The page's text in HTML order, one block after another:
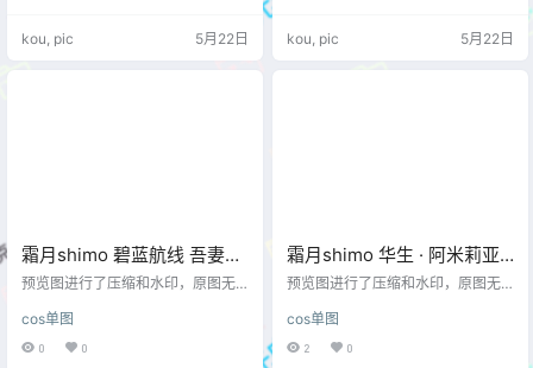
kou, pic 5月22日 kou, pic 5月22日
霜月shimo 碧蓝航线 吾妻旗
袍 [12P1V-338MB]
预览图进行了压缩和水印，原图无
cos单图
0 0
霜月shimo 华生 · 阿米莉亚
[11P-308MB]
预览图进行了压缩和水印，原图无
cos单图
2 0